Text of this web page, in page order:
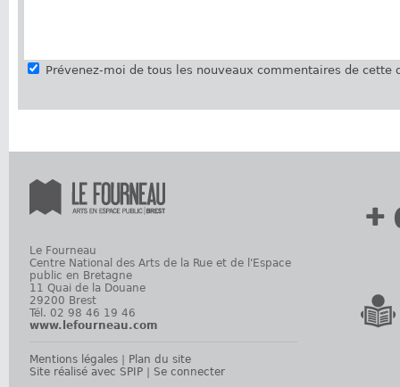
Prévenez-moi de tous les nouveaux commentaires de cette
Le Fourneau
Centre National des Arts de la Rue et de l'Espace
public en Bretagne
11 Quai de la Douane
29200 Brest
Tél. 02 98 46 19 46
www.lefourneau.com
Mentions légales
Plan du site
Site réalisé avec SPIP
Se connecter
+